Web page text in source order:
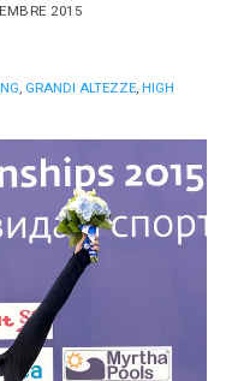
2015
, GRANDI ALTEZZE, HIGH